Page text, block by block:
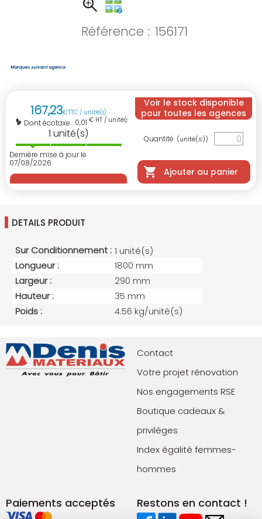
Référence : 156171
167,23€TTC / unité(s)
Dont écotaxe : 0,01 € HT / unité(s)
1 unité(s)
Dernière mise à jour le
07/08/2026
Voir le stock disponible
pour toutes les agences
Quantité (unité(s))
Ajouter au panier
DETAILS PRODUIT
Sur Conditionnement : 1 unité(s)
Longueur :
1800 mm
Largeur :
290 mm
Hauteur :
35 mm
Poids :
4.56 kg/unité(s)
Contact
Votre projet rénovation
Nos engagements RSE
Boutique cadeaux &
privilèges
Index égalité femmes-
hommes
Paiements acceptés Restons en contact !